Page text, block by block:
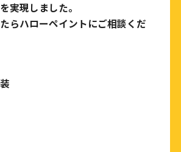
実現しました。
らハローペイントにご相談くだ